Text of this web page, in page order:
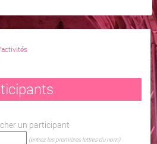
activités
un participant
(entrez les premières lettres du nom)